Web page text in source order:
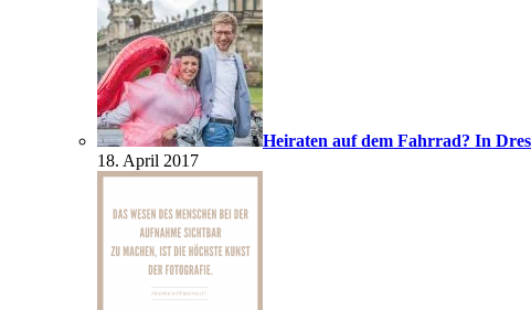
Heiraten auf dem Fahrrad? In
18. April 2017